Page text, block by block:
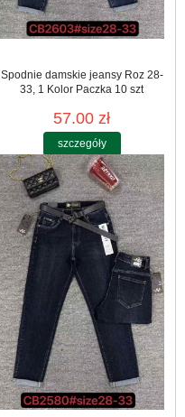
Spodnie damskie jeansy Roz 28-
33, 1 Kolor Paczka 10 szt
57.00 zł
szczegóły